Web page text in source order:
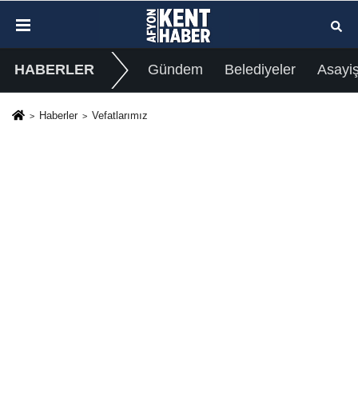
HABERLER Gündem Belediyeler
Haberler Vefatlarımız